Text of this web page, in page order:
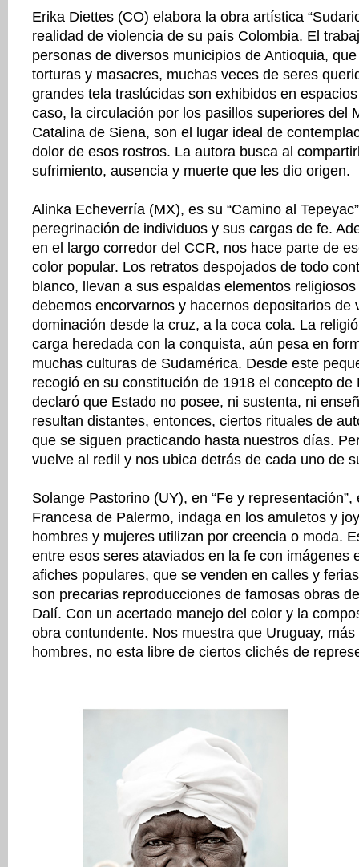
Erika Diettes (CO) elabora la obra artística
realidad de violencia de su país Colombia. El
personas de diversos municipios de Antioquia,
torturas y masacres, muchas veces de seres
grandes tela traslúcidas son exhibidos en
caso, la circulación por los pasillos superiores del
Catalina de Siena, son el lugar ideal de
dolor de esos rostros. La autora busca al
sufrimiento, ausencia y muerte que les dio origen.
Alinka Echeverría (MX), es su “Camino al
peregrinación de individuos y sus cargas de fe.
en el largo corredor del CCR, nos hace parte de
color popular. Los retratos despojados de todo
blanco, llevan a sus espaldas elementos
debemos encorvarnos y hacernos depositarios de
dominación desde la cruz, a la coca cola. La
carga heredada con la conquista, aún pesa en
muchas culturas de Sudamérica. Desde este
recogió en su constitución de 1918 el concepto de
declaró que Estado no posee, ni sustenta, ni
resultan distantes, entonces, ciertos rituales de
que se siguen practicando hasta nuestros días.
vuelve al redil y nos ubica detrás de cada uno
Solange Pastorino (UY), en “Fe y
Francesa de Palermo, indaga en los amuletos y
hombres y mujeres utilizan por creencia o moda.
entre esos seres ataviados en la fe con imágenes
afiches populares, que se venden en calles y
son precarias reproducciones de famosas obras
Dalí. Con un acertado manejo del color y la
obra contundente. Nos muestra que Uruguay,
hombres, no esta libre de ciertos clichés de